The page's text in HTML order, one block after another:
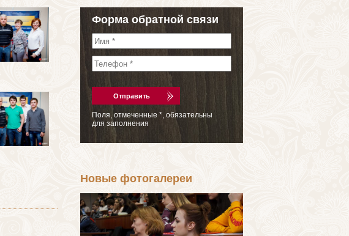
Форма обратной связи
Поля, отмеченные *, обязательны
для заполнения
Новые фотогалереи